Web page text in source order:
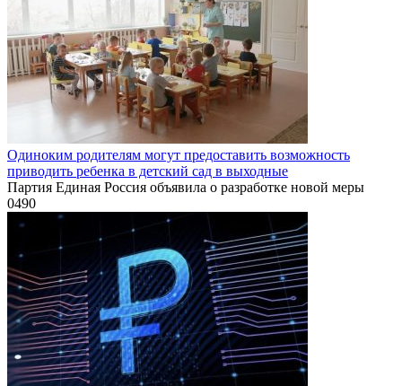
Одиноким родителям могут предоставить возможность
приводить ребенка в детский сад в выходные
Партия Единая Россия объявила о разработке новой меры
0490